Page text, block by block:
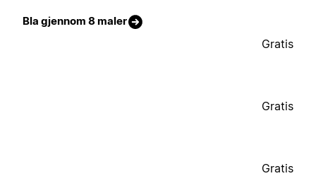
Bla gjennom 8 maler
Gratis
Gratis
Gratis